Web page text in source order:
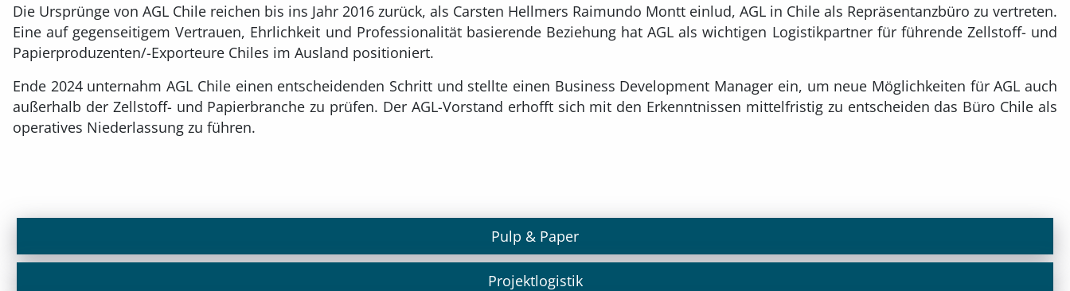
Die Ursprünge von AGL Chile reichen bis ins Jahr 2016 zurück, als Carsten Hellmers Raimundo Montt einlud, AGL in Chile als Repräsentanzbüro zu vertreten.
Eine auf gegenseitigem Vertrauen, Ehrlichkeit und Professionalität basierende Beziehung hat AGL als wichtigen Logistikpartner für führende Zellstoff- und
Papierproduzenten/-Exporteure Chiles im Ausland positioniert.
Ende 2024 unternahm AGL Chile einen entscheidenden Schritt und stellte einen Business Development Manager ein, um neue Möglichkeiten für AGL auch
außerhalb der Zellstoff- und Papierbranche zu prüfen. Der AGL-Vorstand erhofft sich mit den Erkenntnissen mittelfristig zu entscheiden das Büro Chile als
operatives Niederlassung zu führen.
Pulp & Paper
Projektlogistik